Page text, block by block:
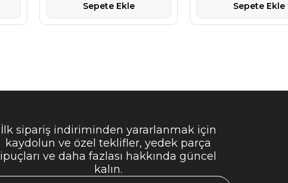
Sepete Ekle Sepete Ekle
İlk sipariş indiriminden yararlanmak için
kaydolun ve özel teklifler, yedek parça
ipuçları ve daha fazlası hakkında güncel
kalın.